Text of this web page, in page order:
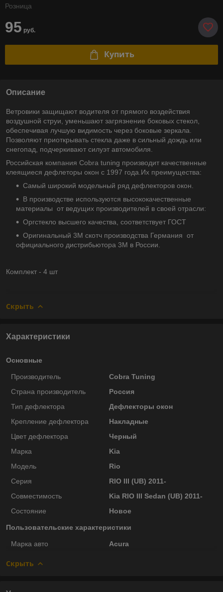
Розница
95 руб.
Купить
Описание
Ветровики защищают водителя от прямого воздействия
воздушной струи, уменьшают загрязнение боковых стекол,
обеспечивая лучшую видимость через боковые зеркала.
Позволяют приоткрывать стекла даже в сильный дождь или
снегопад, подчеркивают силуэт автомобиля.
Российская компания Cobra tuning производит качественные
клеящиеся дефлеторы окон с 1997 года.Их преимущества:
Самый широкий модельный ряд дефлекторов окон.
В производстве используются высококачественные
материалы от ведущих производителей в своей отрасли:
Оргстекло высшего качества, соответствует ГОСТ
Оригинальный 3М скотч производства Германия от
официального дистрибьютора 3М в России.
Комплект - 4 шт
Скрыть
Характеристики
Основные
Производитель
Cobra Tuning
Страна производитель
Россия
Тип дефлектора
Дефлекторы окон
Крепление дефлектора
Накладные
Цвет дефлектора
Черный
Марка
Kia
Модель
Rio
Серия
RIO III (UB) 2011-
Совместимость
Kia RIO III Sedan (UB) 2011-
Состояние
Новое
Пользовательские характеристики
Марка авто Acura
Скрыть